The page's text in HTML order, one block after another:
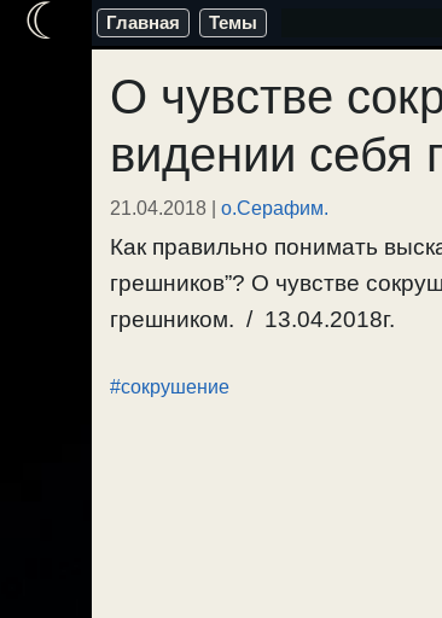
Перейти
содержимому
Главная Темы
О чувстве
видении себя
21.04.2018 | о.Серафим.
Как правильно понимать
грешников”? О чувстве
грешником. / 13.04.2018г.
#сокрушение
☾